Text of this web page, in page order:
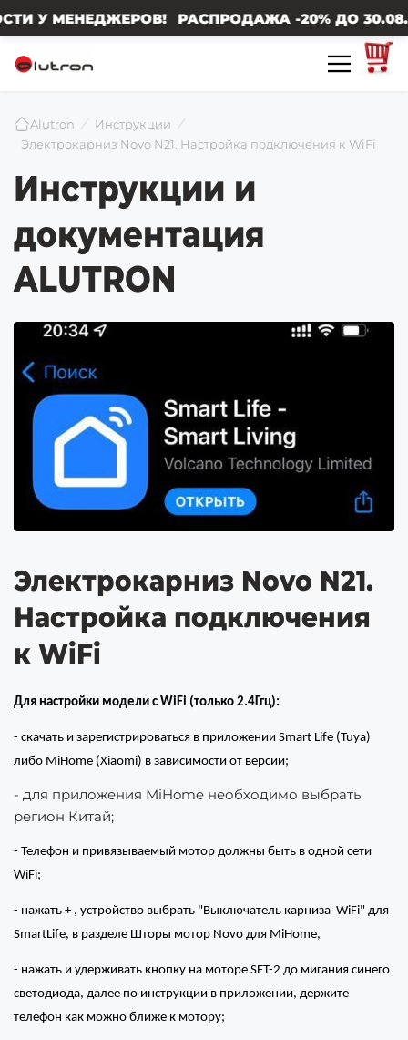
Alutron
Инструкции
Электрокарниз Novo N21. Настройка подключения к WiFi
РАСПРОДАЖА -20% ДО
Инструкции и
документация
ALUTRON
Электрокарниз Novo N21.
Настройка подключения
к WiFi
Для настройки модели с WiFi (только 2.4Ггц):
- скачать и зарегистрироваться в приложении Smart Life (Tuya)
либо MiHome (Xiaomi) в зависимости от версии;
- для приложения MiHome необходимо выбрать
регион Китай;
- Телефон и привязываемый мотор должны быть в одной сети
WiFi;
- нажать + , устройство выбрать "Выключатель карниза WiFi" для
SmartLife, в разделе Шторы мотор Novo для MiHome,
- нажать и удерживать кнопку на моторе SET-2 до мигания синего
светодиода, далее по инструкции в приложении, держите
телефон как можно ближе к мотору;